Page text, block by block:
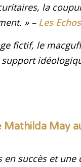
la
. » – Les Echos
fictif, le
Mathilda May
en succès et